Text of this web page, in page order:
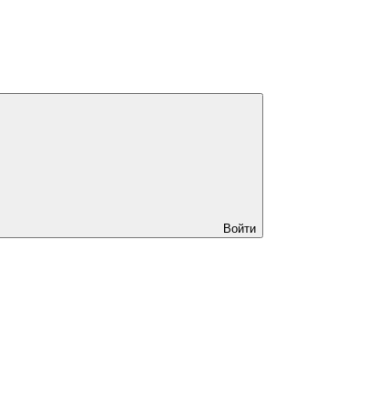
Войти